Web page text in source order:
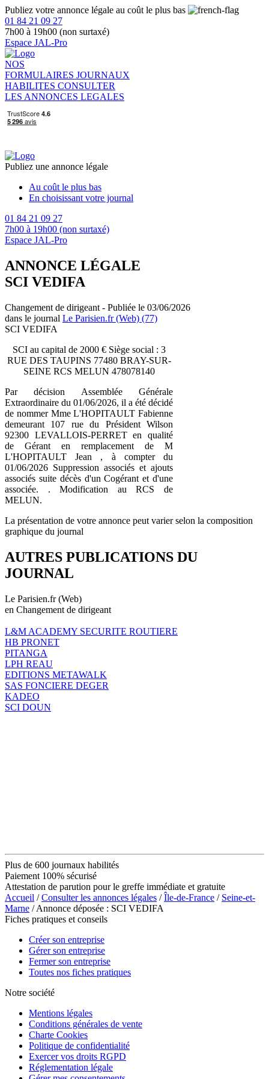
Publiez votre annonce légale au coût le plus bas
01 84 21 09 27
7h00 à 19h00 (non surtaxé)
Espace JAL-Pro
NOS
FORMULAIRES JOURNAUX
HABILITES CONSULTER
LES ANNONCES LEGALES
Publiez une annonce légale
Au coût le plus bas
En choisissant votre journal
01 84 21 09 27
7h00 à 19h00 (non surtaxé)
Espace JAL-Pro
ANNONCE LÉGALE
SCI VEDIFA
Changement de dirigeant - Publiée le 03/06/2026
dans le journal Le Parisien.fr (Web) (77)
SCI VEDIFA
SCI au capital de 2000 € Siège social : 3
RUE DES TAUPINS 77480 BRAY-SUR-
SEINE RCS MELUN 478078140
Par décision Assemblée Générale
Extraordinaire du 01/06/2026, il a été décidé
de nommer Mme L'HOPITAULT Fabienne
demeurant 107 rue du Président Wilson
92300 LEVALLOIS-PERRET en qualité
de Gérant en remplacement de M
L'HOPITAULT Jean , à compter du
01/06/2026 Suppression associés et ajouts
associés suite décès d'un Cogérant et d'une
associée. . Modification au RCS de
MELUN.
La présentation de votre annonce peut varier selon la composition
graphique du journal
AUTRES PUBLICATIONS DU
JOURNAL
Le Parisien.fr (Web)
en Changement de dirigeant
L&M ACADEMY SECURITE ROUTIERE
HB PRONET
PITANGA
LPH REAU
EDITIONS METAWALK
SAS FONCIERE DEGER
KADEO
SCI DOUN
Plus de 600 journaux habilités
Paiement 100% sécurisé
Attestation de parution pour le greffe immédiate et gratuite
Accueil /Consulter les annonces légales /Île-de-France / Seine-et-
Marne / Annonce déposée : SCI VEDIFA
Fiches pratiques et conseils
Créer son entreprise
Gérer son entreprise
Fermer son entreprise
Toutes nos fiches pratiques
Notre société
Mentions légales
Conditions générales de vente
Charte Cookies
Politique de confidentialité
Exercer vos droits RGPD
Réglementation légale